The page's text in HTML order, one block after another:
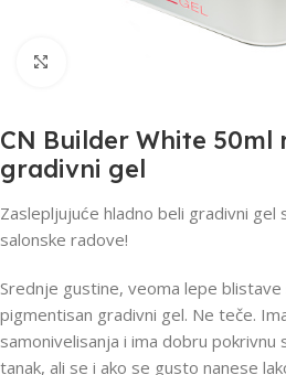
CN Builder White 50ml
gradivni gel
Zaslepljujuće hladno beli gradivni gel
salonske radove!
Srednje gustine, veoma lepe
pigmentisan gradivni gel. Ne teče.
samonivelisanja i ima dobru pokrivnu
tanak, ali se i ako se gusto nanese